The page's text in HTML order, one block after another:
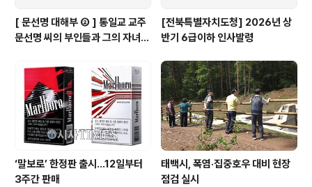
[ 문선명 대해부 ② ] 통일교 교주
문선명 씨의 부인들과 그의 자녀들
[전북특별자치도청] 2026년 상
반기 6급이하 인사발령
‘말보로’ 한정판 출시…12일부터
3주간 판매
태백시, 폭염·집중호우 대비 현장
점검 실시